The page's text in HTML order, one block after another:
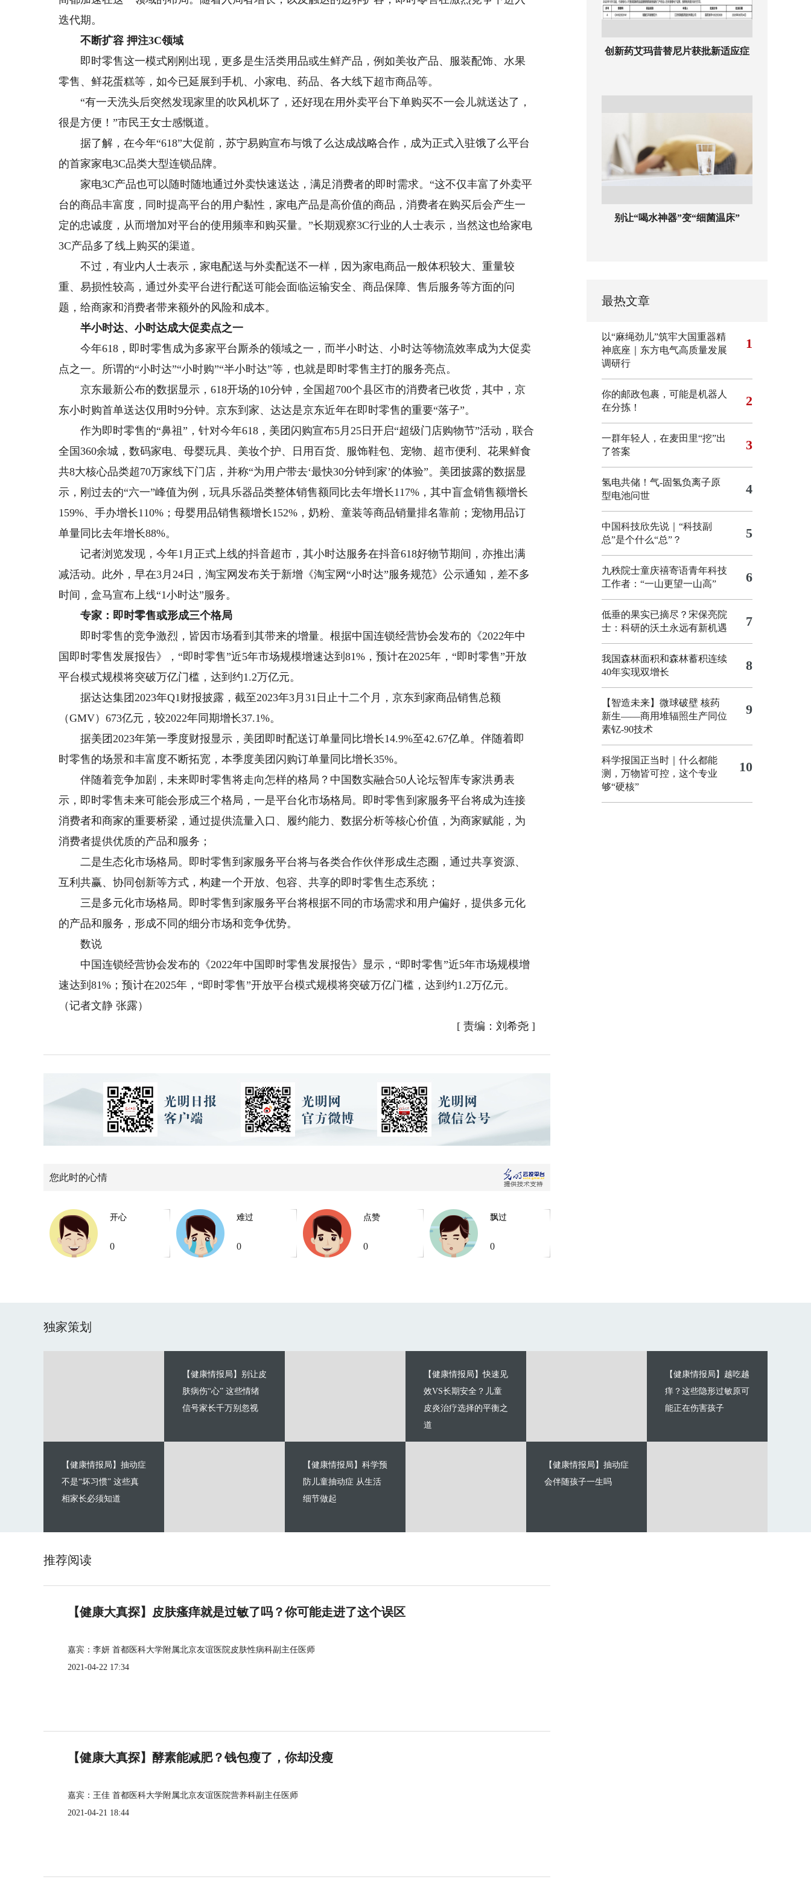
迭代期。
不断扩容 押注3C领域
即时零售这一模式刚刚出现，更多是生活类用品或生鲜产品，例如美妆产品、服装配饰、水果
零售、鲜花蛋糕等，如今已延展到手机、小家电、药品、各大线下超市商品等。
“有一天洗头后突然发现家里的吹风机坏了，还好现在用外卖平台下单购买不一会儿就送达了，
很是方便！”市民王女士感慨道。
据了解，在今年“618”大促前，苏宁易购宣布与饿了么达成战略合作，成为正式入驻饿了么平台
的首家家电3C品类大型连锁品牌。
家电3C产品也可以随时随地通过外卖快速送达，满足消费者的即时需求。“这不仅丰富了外卖平
台的商品丰富度，同时提高平台的用户黏性，家电产品是高价值的商品，消费者在购买后会产生一
定的忠诚度，从而增加对平台的使用频率和购买量。”长期观察3C行业的人士表示，当然这也给家电
3C产品多了线上购买的渠道。
不过，有业内人士表示，家电配送与外卖配送不一样，因为家电商品一般体积较大、重量较
重、易损性较高，通过外卖平台进行配送可能会面临运输安全、商品保障、售后服务等方面的问
题，给商家和消费者带来额外的风险和成本。
半小时达、小时达成大促卖点之一
今年618，即时零售成为多家平台厮杀的领域之一，而半小时达、小时达等物流效率成为大促卖
点之一。所谓的“小时达”“小时购”“半小时达”等，也就是即时零售主打的服务亮点。
京东最新公布的数据显示，618开场的10分钟，全国超700个县区市的消费者已收货，其中，京
东小时购首单送达仅用时9分钟。京东到家、达达是京东近年在即时零售的重要“落子”。
作为即时零售的“鼻祖”，针对今年618，美团闪购宣布5月25日开启“超级门店购物节”活动，联合
全国360余城，数码家电、母婴玩具、美妆个护、日用百货、服饰鞋包、宠物、超市便利、花果鲜食
共8大核心品类超70万家线下门店，并称“为用户带去‘最快30分钟到家’的体验”。美团披露的数据显
示，刚过去的“六一”峰值为例，玩具乐器品类整体销售额同比去年增长117%，其中盲盒销售额增长
159%、手办增长110%；母婴用品销售额增长152%，奶粉、童装等商品销量排名靠前；宠物用品订
单量同比去年增长88%。
记者浏览发现，今年1月正式上线的抖音超市，其小时达服务在抖音618好物节期间，亦推出满
减活动。此外，早在3月24日，淘宝网发布关于新增《淘宝网“小时达”服务规范》公示通知，差不多
时间，盒马宣布上线“1小时达”服务。
专家：即时零售或形成三个格局
即时零售的竞争激烈，皆因市场看到其带来的增量。根据中国连锁经营协会发布的《2022年中
国即时零售发展报告》，“即时零售”近5年市场规模增速达到81%，预计在2025年，“即时零售”开放
平台模式规模将突破万亿门槛，达到约1.2万亿元。
据达达集团2023年Q1财报披露，截至2023年3月31日止十二个月，京东到家商品销售总额
（GMV）673亿元，较2022年同期增长37.1%。
据美团2023年第一季度财报显示，美团即时配送订单量同比增长14.9%至42.67亿单。伴随着即
时零售的场景和丰富度不断拓宽，本季度美团闪购订单量同比增长35%。
伴随着竞争加剧，未来即时零售将走向怎样的格局？中国数实融合50人论坛智库专家洪勇表
示，即时零售未来可能会形成三个格局，一是平台化市场格局。即时零售到家服务平台将成为连接
消费者和商家的重要桥梁，通过提供流量入口、履约能力、数据分析等核心价值，为商家赋能，为
消费者提供优质的产品和服务；
二是生态化市场格局。即时零售到家服务平台将与各类合作伙伴形成生态圈，通过共享资源、
互利共赢、协同创新等方式，构建一个开放、包容、共享的即时零售生态系统；
三是多元化市场格局。即时零售到家服务平台将根据不同的市场需求和用户偏好，提供多元化
的产品和服务，形成不同的细分市场和竞争优势。
数说
中国连锁经营协会发布的《2022年中国即时零售发展报告》显示，“即时零售”近5年市场规模增
速达到81%；预计在2025年，“即时零售”开放平台模式规模将突破万亿门槛，达到约1.2万亿元。
（记者文静 张露）
[ 责编：刘希尧]
您此时的心情
开心
0
难过
0
点赞
0
飘过
0
创新药艾玛昔替尼片获批新适应症
别让“喝水神器”变“细菌温床”
最热文章
以“麻绳劲儿”筑牢大国重器精
神底座｜东方电气高质量发展
调研行
1
你的邮政包裹，可能是机器人
在分拣！
2
一群年轻人，在麦田里“挖”出
了答案
3
氢电共储！气-固氢负离子原
型电池问世
4
中国科技欣先说｜“科技副
总”是个什么“总”？
5
九秩院士童庆禧寄语青年科技
工作者：“一山更望一山高”
6
低垂的果实已摘尽？宋保亮院
士：科研的沃土永远有新机遇
7
我国森林面积和森林蓄积连续
40年实现双增长
8
【智造未来】微球破壁 核药
新生——商用堆辐照生产同位
素钇-90技术
9
科学报国正当时｜什么都能
测，万物皆可控，这个专业
够“硬核”
10
独家策划
【健康情报局】别让皮
肤病伤“心” 这些情绪
信号家长千万别忽视
【健康情报局】抽动症
不是“坏习惯” 这些真
相家长必须知道
【健康情报局】快速见
效VS长期安全？儿童
皮炎治疗选择的平衡之
道
【健康情报局】科学预
防儿童抽动症 从生活
细节做起
【健康情报局】越吃越
痒？这些隐形过敏原可
能正在伤害孩子
【健康情报局】抽动症
会伴随孩子一生吗
推荐阅读
【健康大真探】皮肤瘙痒就是过敏了吗？你可能走进了这个误区
嘉宾：李妍 首都医科大学附属北京友谊医院皮肤性病科副主任医师
2021-04-22 17:34
【健康大真探】酵素能减肥？钱包瘦了，你却没瘦
嘉宾：王佳 首都医科大学附属北京友谊医院营养科副主任医师
2021-04-21 18:44